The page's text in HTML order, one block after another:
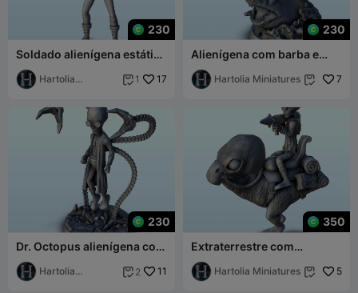
230
Soldado alienígena estático
com espingarda de assalto
espacial (23) (+ pré-su
Hartolia
 1 17
230
Alienígena com barba e
tridente sobre tubarão (22)
(+ pré-suportado
Hartolia Miniatures  7
230
Dr. Octopus alienígena com
óculos e garras (21) (+ pré-
suporte
Hartolia
 2 11
350
Extraterrestre com
foguetão montado num
animal de duas pernas (20)
(+ pré-s
Hartolia Miniatures  5